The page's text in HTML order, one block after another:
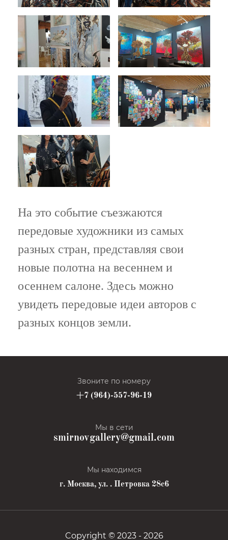
На это событие съезжаются
передовые художники из самых
разных стран, представляя свои
новые полотна на весеннем и
осеннем салоне. Здесь можно
увидеть передовые идеи авторов с
разных концов земли.
Звоните по номеру
+7 (964)-557-96-19
Мы в сети
smirnovgallery@gmail.com
Мы находимся
г. Москва, ул. . Петровка 28с6
Copyright © 2023 - 2026